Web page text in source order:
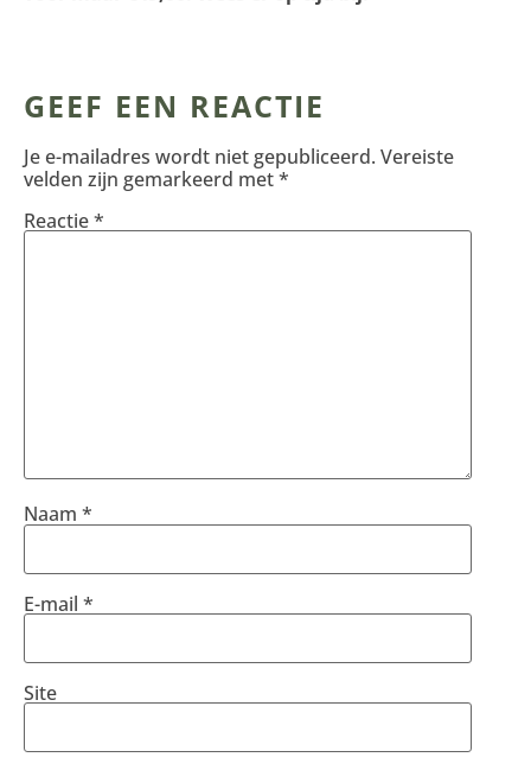
GEEF EEN REACTIE
Je e-mailadres wordt niet gepubliceerd. Vereiste
velden zijn gemarkeerd met*
Reactie*
Naam *
E-mail *
Site